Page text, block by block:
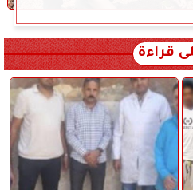
قراءة